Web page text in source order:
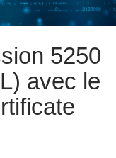
5250
avec le